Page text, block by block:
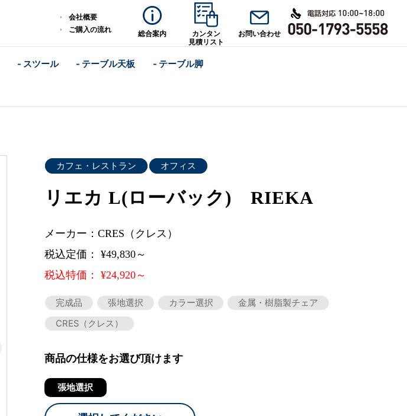
会社概要
ご購入の流れ
総合案内
カンタン
見積リスト
お問い合わせ
- スツール - テーブル天板 - テーブル脚
カフェ・レストラン オフィス
リエカ L(ローバック) RIEKA
メーカー：CRES（クレス）
税込定価： ¥49,830～
税込特価： ¥24,920～
完成品 張地選択 カラー選択
金属・樹脂製チェア
CRES（クレス）
商品の仕様をお選び頂けます
張地選択